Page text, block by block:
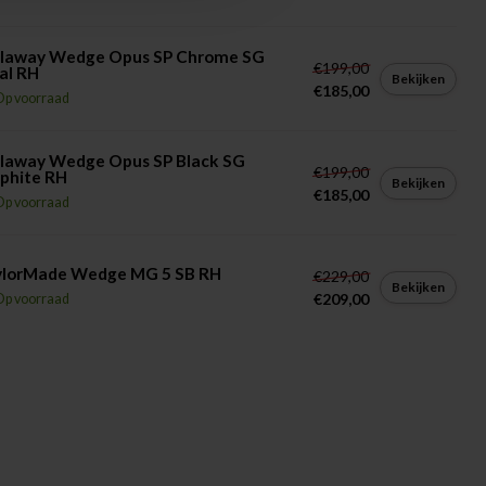
Wedge Opus SP Chrome SG
RH
voorraad
€199,00
€185,00
Bekijken
Wedge Opus SP Black SG
RH
voorraad
€199,00
€185,00
Bekijken
Wedge MG 5 SB RH
voorraad
€229,00
€209,00
Bekijken